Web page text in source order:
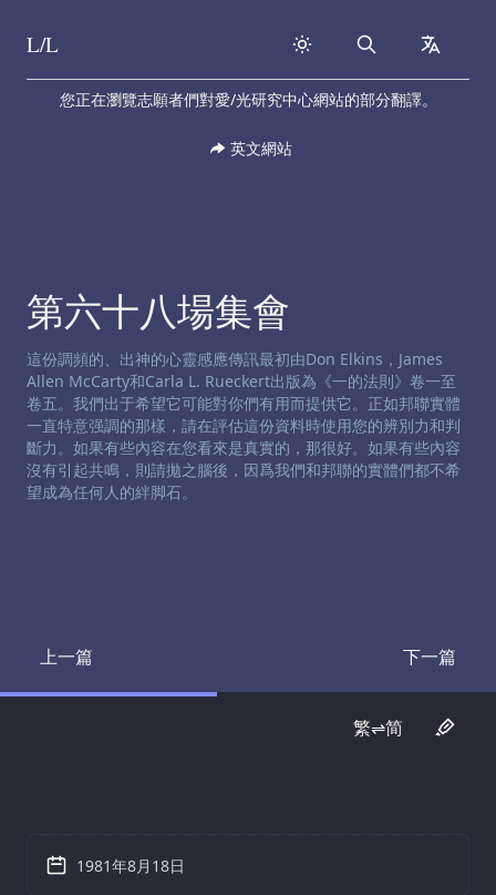
Skip to content
L/L Search
您正在瀏覽志願者們對愛/光研究中心網站的部分翻譯。
英文網站
第六十八場集會
渠道免责声明:
這份調頻的、出神的心靈感應傳訊最初由Don Elkins，James
Allen McCarty和Carla L. Rueckert出版為《一的法則》卷一至
卷五。我們出于希望它可能對你們有用而提供它。正如邦聯實體
一直特意强調的那樣，請在評估這份資料時使用您的辨別力和判
斷力。如果有些內容在您看來是真實的，那很好。如果有些內容
沒有引起共鳴，則請拋之腦後，因爲我們和邦聯的實體們都不希
望成為任何人的絆脚石。
上一篇
Transcript 下一篇
Transcript
繁⇌简
1981年8月18日